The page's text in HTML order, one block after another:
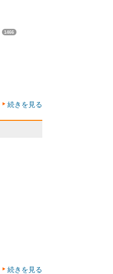
1466
続きを見る
続きを見る